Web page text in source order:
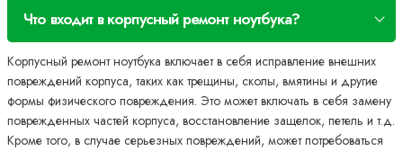
Что входит в корпусный ремонт ноутбука?
Корпусный ремонт ноутбука включает в себя исправление внешних
повреждений корпуса, таких как трещины, сколы, вмятины и другие
формы физического повреждения. Это может включать в себя замену
поврежденных частей корпуса, восстановление защелок, петель и т.д.
Кроме того, в случае серьезных повреждений, может потребоваться